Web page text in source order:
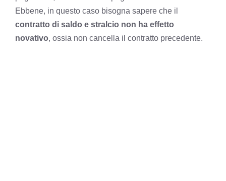
Ebbene, in questo caso bisogna sapere che il
contratto di saldo e stralcio non ha effetto
novativo, ossia non cancella il contratto precedente.